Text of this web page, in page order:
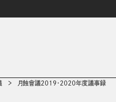
月蝕會議2019・2020年度議事録